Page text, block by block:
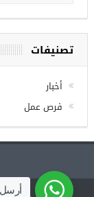
تصنيفات
أخبار
أرسل